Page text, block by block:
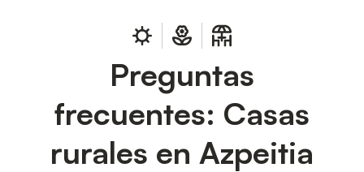
Preguntas
frecuentes: Casas
rurales en Azpeitia